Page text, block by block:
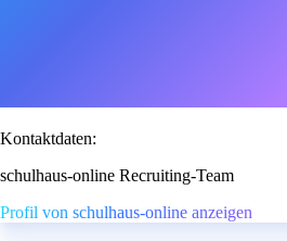
Kontaktdaten:
schulhaus-online Recruiting-Team
Profil von schulhaus-online anzeigen